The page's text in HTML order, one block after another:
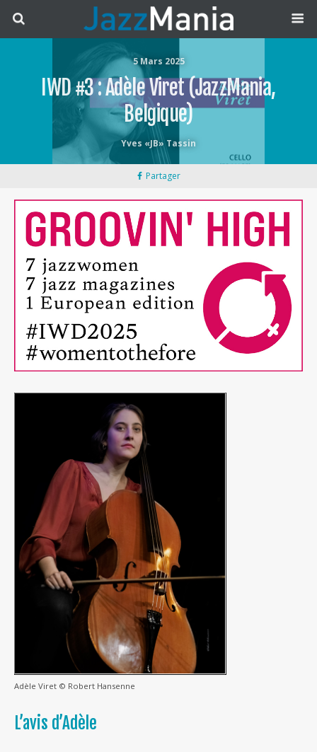
5 Mars 2025
IWD #3 : Adèle Viret (JazzMania,
Belgique)
Yves «JB» Tassin
Partager
Adèle Viret © Robert Hansenne
L’avis d’Adèle